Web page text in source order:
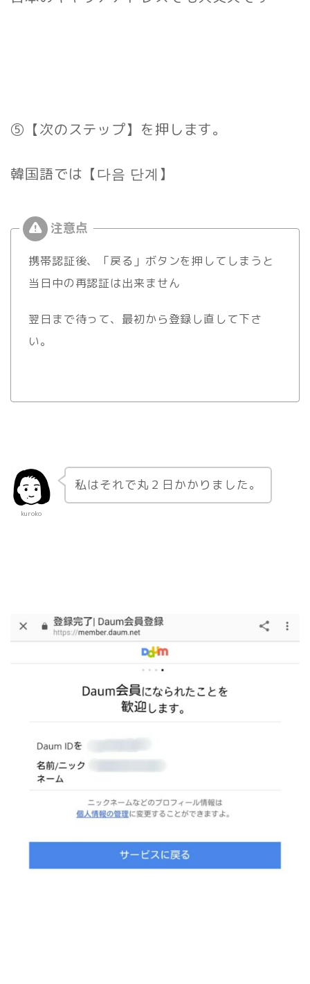
⑤【次のステップ】を押します。
韓国語では 【다음 단계】
携帯認証後、「戻る」ボタンを押してしまうと
当日中の再認証は出来ません
翌日まで待って、最初から登録し直して下さ
い。
kuroko
私はそれで丸２日かかりました。